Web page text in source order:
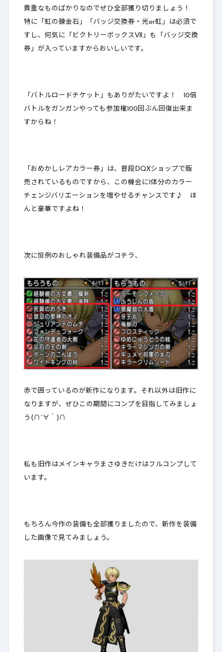
貴重なものばかりなのでぜひ全部獲り切りましょう！
特に「虹の錬金石」「バッジ交換券・光or虹」は必須で
すし、何気に「ビクトリーボックスⅦ」も「バッジ交換
券」が入っていますからおいしいです。
「バトルロードチケット」もありがたいですよ！ 10倍
バトルをガンガンやっても参加権100回ぶん回復出来ま
すからね！
「おめかしレアカラー券」は、普段DQXショップで販
売されているものですから、この機会に1体分のカラー
チェンジバリエーションを増やせるチャンスです♪ ほ
んと豪華ですよね！
次に恒例のおしゃれ装備品がコチラ、
赤で囲っているのが新作になります。それ以外は旧作に
なりますが、ぜひこの期間にコンプを目指してみましょ
う(∩´∀｀)∩
私も旧作はメインキャラまさゆきだけはフルコンプして
います。
もちろん今作の装備も全部獲りましたので、新作を装備
した画像で見てみましょう。